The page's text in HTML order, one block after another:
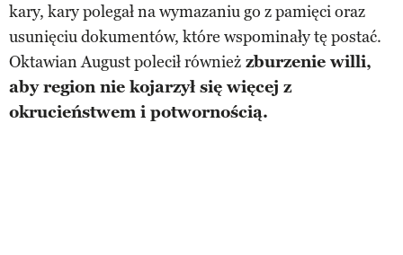
kary, kary polegał na wymazaniu go z pamięci oraz
usunięciu dokumentów, które wspominały tę postać.
Oktawian August polecił również zburzenie willi,
aby region nie kojarzył się więcej z
okrucieństwem i potwornością.